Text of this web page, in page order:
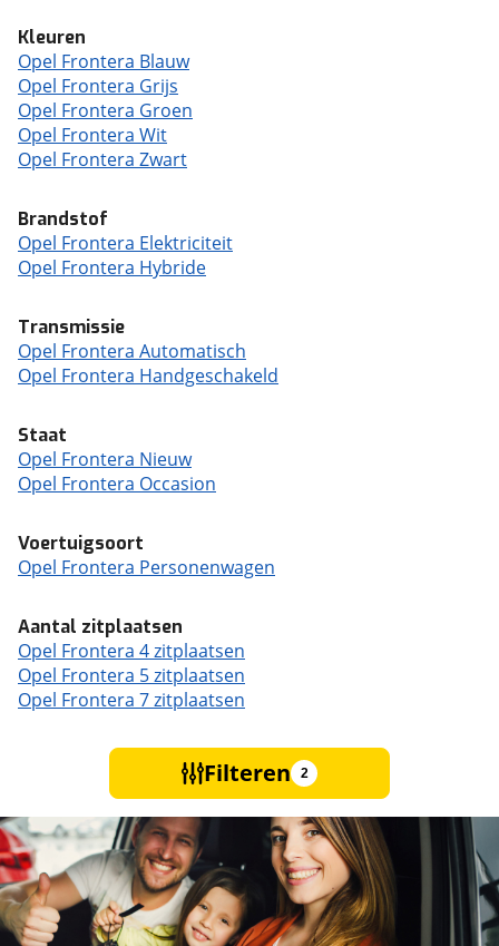
Kleuren
Opel Frontera Blauw
Opel Frontera Grijs
Opel Frontera Groen
Opel Frontera Wit
Opel Frontera Zwart
Brandstof
Opel Frontera Elektriciteit
Opel Frontera Hybride
Transmissie
Opel Frontera Automatisch
Opel Frontera Handgeschakeld
Staat
Opel Frontera Nieuw
Opel Frontera Occasion
Voertuigsoort
Opel Frontera Personenwagen
Aantal zitplaatsen
Opel Frontera 4 zitplaatsen
Opel Frontera 5 zitplaatsen
Opel Frontera 7 zitplaatsen
Filteren 2